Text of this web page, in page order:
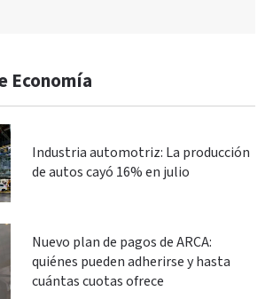
Economía
Industria automotriz: La producción
de autos cayó 16% en julio
Nuevo plan de pagos de ARCA:
quiénes pueden adherirse y hasta
cuántas cuotas ofrece